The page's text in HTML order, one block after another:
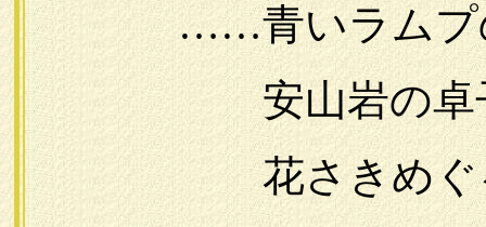
……青いラムプの
安山岩の卓
花さきめぐる